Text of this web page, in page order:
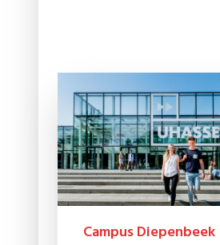
Campus Diepenbeek